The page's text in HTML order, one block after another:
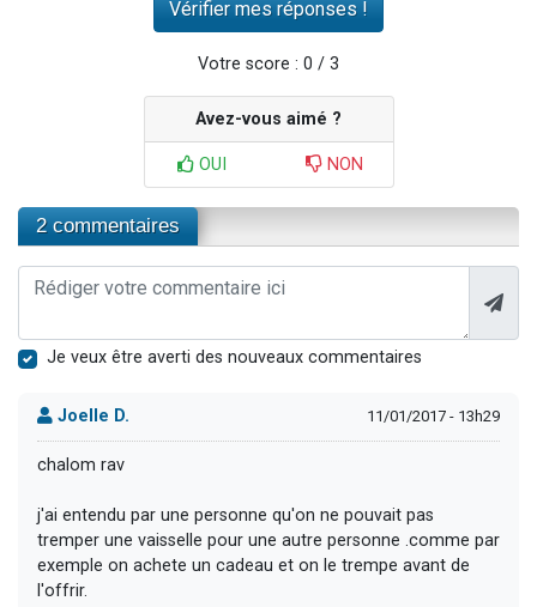
Votre score : 0 / 3
Avez-vous aimé ?
OUI NON
2 commentaires
Je veux être averti des nouveaux commentaires
Joelle D. 11/01/2017 - 13h29
chalom rav
j'ai entendu par une personne qu'on ne pouvait pas
tremper une vaisselle pour une autre personne .comme par
exemple on achete un cadeau et on le trempe avant de
l'offrir.